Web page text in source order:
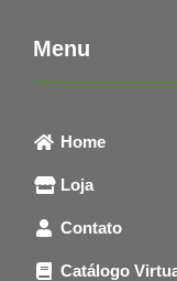
Menu
Home
Loja
Contato
Catálogo